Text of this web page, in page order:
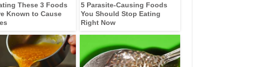
These 3 Foods
Known to Cause
5 Parasite-Causing Foods
You Should Stop Eating
Right Now